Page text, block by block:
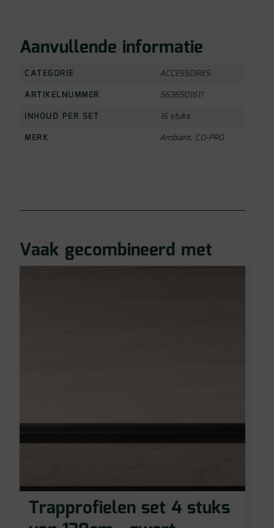
Aanvullende informatie
CATEGORIE
ACCESSOIRES
ARTIKELNUMMER
5636901611
INHOUD PER SET
16 stuks
MERK
Ambiant, CO-PRO
Vaak gecombineerd met
Trapprofielen set 4 stuks